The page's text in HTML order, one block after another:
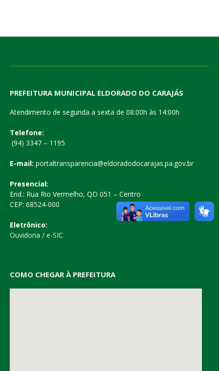
PREFEITURA MUNICIPAL ELDORADO DO CARAJÁS
Atendimento de segunda a sexta de 08:00h às 14:00h
Telefone:
(94) 3347 – 1195
E-mail: portaltransparencia@eldoradodocarajas.pa.gov.br
Presencial:
End.: Rua Rio Vermelho, QD 051 – Centro
CEP: 68524-000
Eletrônico:
Ouvidoria / e-SIC
COMO CHEGAR À PREFEITURA